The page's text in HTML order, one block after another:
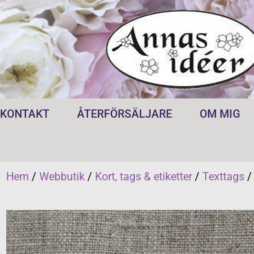
KONTAKT ÅTERFÖRSÄLJARE OM MIG
Hem / Webbutik/ Kort, tags & etiketter/ Texttags/